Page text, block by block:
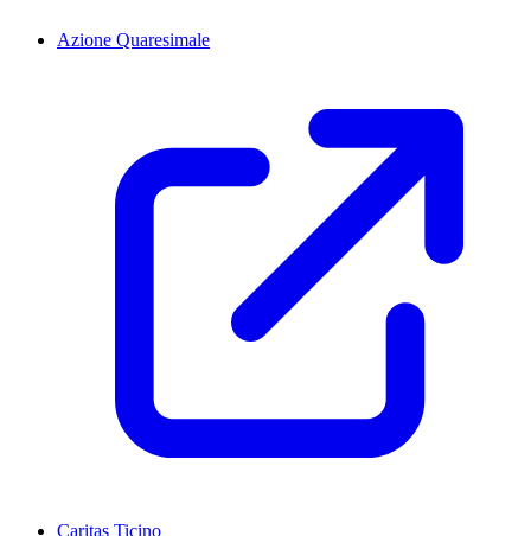
Azione Quaresimale
Caritas Ticino